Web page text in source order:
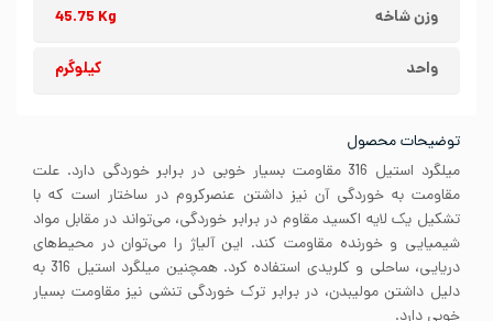
وزن شاخه 45.75 Kg
واحد کیلوگرم
توضیحات محصول
میلگرد استیل 316 مقاومت بسیار خوبی در برابر خوردگی دارد. علت
مقاومت به خوردگی آن نیز داشتن عنصرکروم در ساختار است که با
تشکیل یک لایه اکسید مقاوم در برابر خوردگی، می‌تواند در مقابل مواد
شیمیایی و خورنده مقاومت کند. این آلیاژ را می‌توان در محیط‌های
دریایی، ساحلی و کلریدی استفاده کرد. همچنین میلگرد استیل 316 به
دلیل داشتن مولیبدن، در برابر ترک خوردگی تنشی نیز مقاومت بسیار